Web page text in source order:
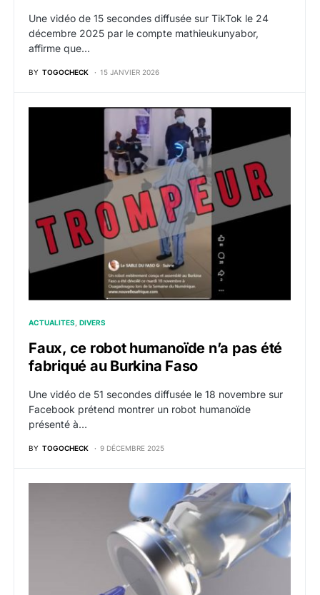
Une vidéo de 15 secondes diffusée sur TikTok le 24
décembre 2025 par le compte mathieukunyabor,
affirme que…
BY TOGOCHECK 15 JANVIER 2026
ACTUALITES DIVERS
Faux, ce robot humanoïde n’a pas été
fabriqué au Burkina Faso
Une vidéo de 51 secondes diffusée le 18 novembre sur
Facebook prétend montrer un robot humanoïde
présenté à…
BY TOGOCHECK 9 DÉCEMBRE 2025